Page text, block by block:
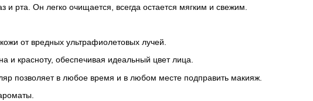
и рта. Он легко очищается, всегда остается мягким и свежим.
от вредных ультрафиолетовых лучей.
и красноту, обеспечивая идеальный цвет лица.
позволяет в любое время и в любом месте подправить макияж.